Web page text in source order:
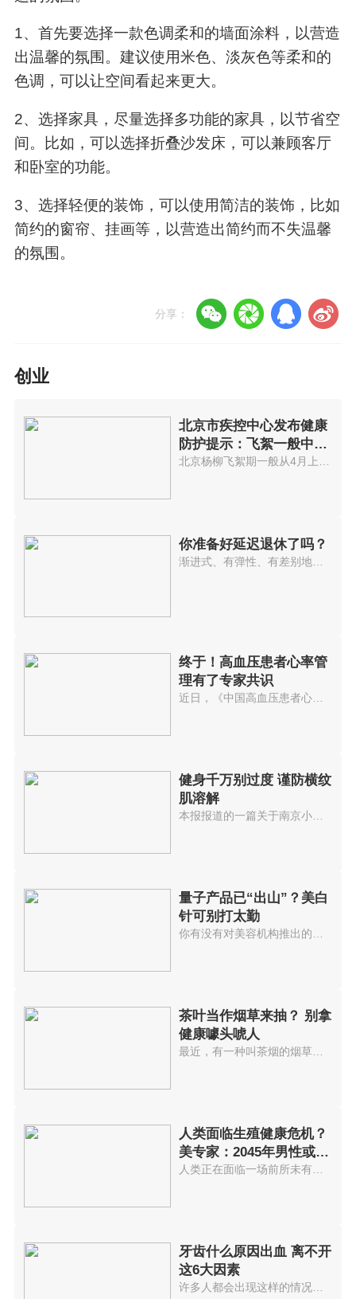
1、首先要选择一款色调柔和的墙面涂料，以营造
出温馨的氛围。建议使用米色、淡灰色等柔和的
色调，可以让空间看起来更大。
2、选择家具，尽量选择多功能的家具，以节省空
间。比如，可以选择折叠沙发床，可以兼顾客厅
和卧室的功能。
3、选择轻便的装饰，可以使用简洁的装饰，比如
简约的窗帘、挂画等，以营造出简约而不失温馨
的氛围。
分享：
创业
北京市疾控中心发布健康
防护提示：飞絮一般中午
最多
北京杨柳飞絮期一般从4月上旬持...
你准备好延迟退休了吗？
渐进式、有弹性、有差别地实施(...
终于！高血压患者心率管
理有了专家共识
近日，《中国高血压患者心率管理...
健身千万别过度 谨防横纹
肌溶解
本报报道的一篇关于南京小仇先生...
量子产品已“出山”？美白
针可别打太勤
茶叶当作烟草来抽？ 别拿
健康噱头唬人
最近，有一种叫茶烟的烟草很火爆...
人类面临生殖健康危机？
美专家：2045年男性或
将“绝精”
人类正在面临一场前所未有的生殖...
牙齿什么原因出血 离不开
这6大因素
许多人都会出现这样的情况：在刷...